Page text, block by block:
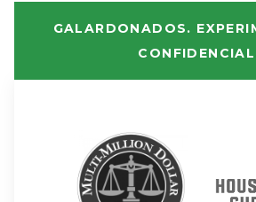
GALARDONADOS.